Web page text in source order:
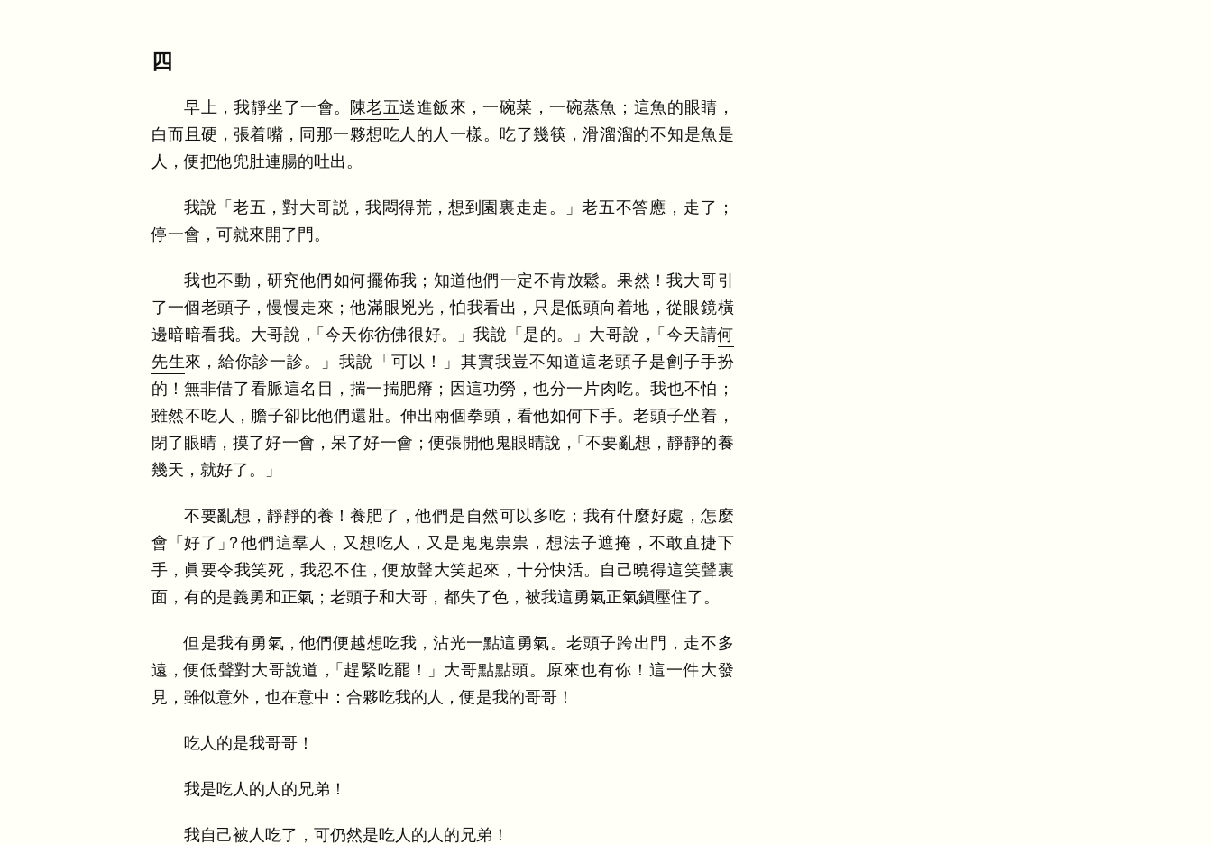
四
早上 ， 我靜坐了一會。 陳老五送進飯來 ， 一碗菜 ， 一碗蒸魚 ； 這魚的眼睛 ，
白而且硬 ， 張着嘴 ， 同那一夥想吃人的人一樣。 吃了幾筷 ， 滑溜溜的不知是魚是
人 ，便把他兜肚連腸的吐出。
我說 「 老五 ， 對大哥説 ， 我悶得荒 ， 想到園裏走走。 」 老五不答應 ， 走了 ；
停一會 ， 可就來開了門。
我也不動 ， 研究他們如何擺佈我 ； 知道他們一定不肯放鬆。 果然 ！ 我大哥引
了一個老頭子 ，慢慢走來 ； 他滿眼兇光 ，怕我看出 ， 只是低頭向着地 ， 從眼鏡橫
邊暗暗看我。 大哥說 ，「 今天你彷佛很好。 」 我說 「 是的。 」 大哥說 ，「 今天請何
先生來 ， 給你診一診。 」 我說 「 可以 ！ 」 其實我豈不知道這老頭子是劊子手扮
的 ！ 無非借了看脈這名目 ， 揣一揣肥瘠 ； 因這功勞 ， 也分一片肉吃。 我也不怕 ；
雖然不吃人 ， 膽子卻比他們還壯。 伸出兩個拳頭 ， 看他如何下手。 老頭子坐着 ，
閉了眼睛 ， 摸了好一會 ， 呆了好一會 ；便張開他鬼眼睛說 ，「 不要亂想 ， 靜靜的養
幾天 ， 就好了。 」
不要亂想 ， 靜靜的養 ！ 養肥了 ，他們是自然可以多吃 ； 我有什麼好處 ， 怎麼
會 「 好了 」 ？他們這羣人 ， 又想吃人 ， 又是鬼鬼祟祟 ， 想法子遮掩 ， 不敢直捷下
手 ， 眞要令我笑死 ， 我忍不住 ，便放聲大笑起來 ， 十分快活。 自己曉得這笑聲裏
面 ， 有的是義勇和正氣 ； 老頭子和大哥 ， 都失了色 ， 被我這勇氣正氣鎭壓住了。
但是我有勇氣 ，他們便越想吃我 ， 沾光一點這勇氣。 老頭子跨出門 ， 走不多
遠 ，便低聲對大哥說道 ，「 趕緊吃罷 ！ 」 大哥點點頭。 原來也有你 ！ 這一件大發
見 ， 雖似意外 ， 也在意中 ： 合夥吃我的人 ，便是我的哥哥 ！
吃人的是我哥哥 ！
我是吃人的人的兄弟 ！
我自己被人吃了 ， 可仍然是吃人的人的兄弟 ！